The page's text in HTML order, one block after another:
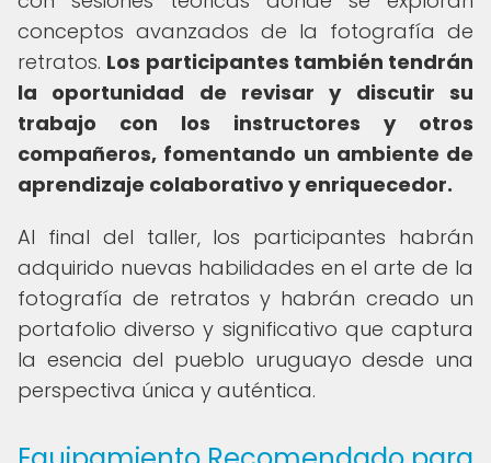
conceptos avanzados de la fotografía de
retratos. Los participantes también tendrán
la oportunidad de revisar y discutir su
trabajo con los instructores y otros
compañeros, fomentando un ambiente de
aprendizaje colaborativo y enriquecedor.
Al final del taller, los participantes habrán
adquirido nuevas habilidades en el arte de la
fotografía de retratos y habrán creado un
portafolio diverso y significativo que captura
la esencia del pueblo uruguayo desde una
perspectiva única y auténtica.